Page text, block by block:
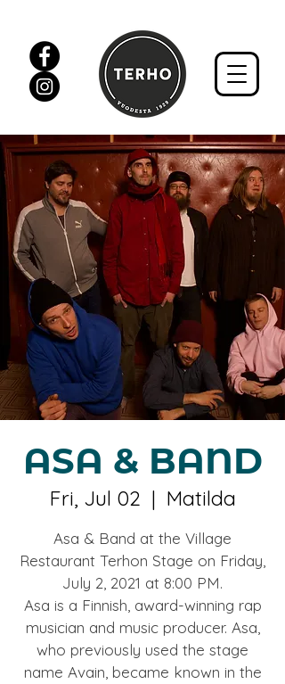
ASA & BAND
Fri, Jul 02
  |
Matilda
Asa & Band at the Village
Restaurant Terhon Stage on Friday,
July 2, 2021 at 8:00 PM.
Asa is a Finnish, award-winning rap
musician and music producer. Asa,
who previously used the stage
name Avain, became known in the